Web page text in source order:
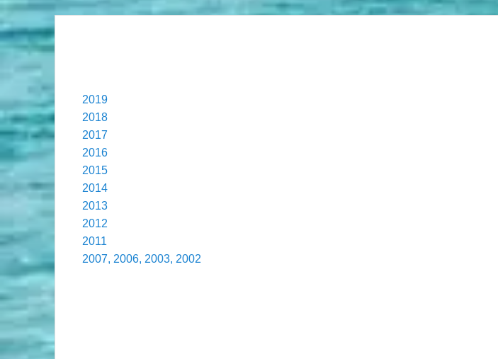
2019
2018
2017
2016
2015
2014
2013
2012
2011
2007, 2006, 2003, 2002